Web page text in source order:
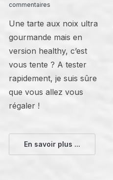
commentaires
Une tarte aux noix ultra
gourmande mais en
version healthy, c’est
vous tente ? A tester
rapidement, je suis sûre
que vous allez vous
régaler !
En savoir plus ...